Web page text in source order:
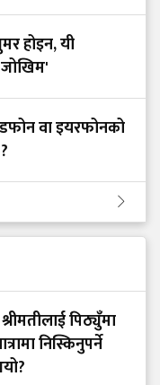
होइन, यी
वा इयरफोनको
पिठ्युँमा
निस्किनुपर्ने